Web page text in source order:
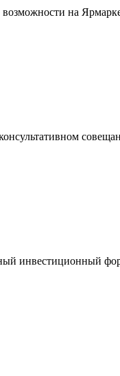
на
инвестиционный